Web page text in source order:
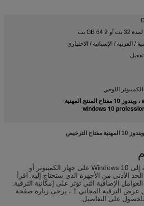
/ العربية / الإسبانية / الاختياري
اللوحي
المنتج المهنية ,
windows 10
إذا كنت ترغب في الترقية إلى Windows 10 على جهاز الكمبيوتر أو
الأدنى من الأجهزة الذي ستحتاج إليه.
اقرأ
الإضافية التي تؤثر على إمكانية الترقية.
لمزيد من المعلومات حول عرض الترقية المجاني 1 ، يرجى زيارة صفحة